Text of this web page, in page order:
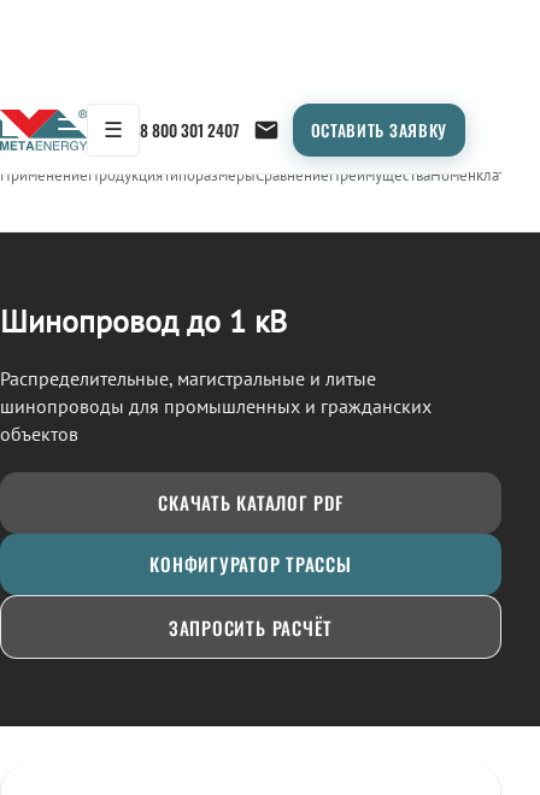
☰ 8 800 301 2407 ОСТАВИТЬ ЗАЯВКУ
← Продукция/ШИНОПРОВОД
ПрименениеПродукцияТипоразмерыСравнениеПреимуществаНоменклатура
Шинопровод до 1 кВ
Распределительные, магистральные и литые
шинопроводы для промышленных и гражданских
объектов
СКАЧАТЬ КАТАЛОГ PDF
КОНФИГУРАТОР ТРАССЫ
ЗАПРОСИТЬ РАСЧЁТ